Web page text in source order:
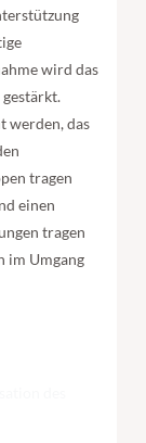
wird das
werden, das
tragen
einen
tragen
im Umgang